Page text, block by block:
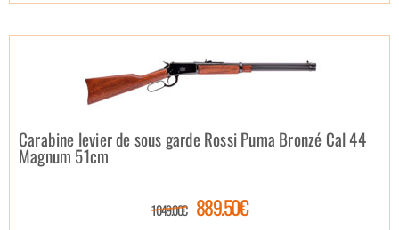
Carabine levier de sous garde Rossi Puma Bronzé Cal 44
Magnum 51cm
1 049.00€ 889.50€